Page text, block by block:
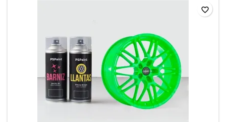
favorite_border